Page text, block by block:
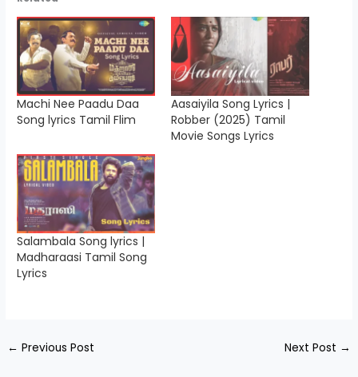
Machi Nee Paadu Daa
Song lyrics Tamil Flim
Aasaiyila Song Lyrics |
Robber (2025) Tamil
Movie Songs Lyrics
Salambala Song lyrics |
Madharaasi Tamil Song
Lyrics
← Previous Post Next Post →